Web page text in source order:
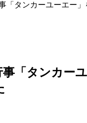
「タンカーユーエー」
「タンカーユ